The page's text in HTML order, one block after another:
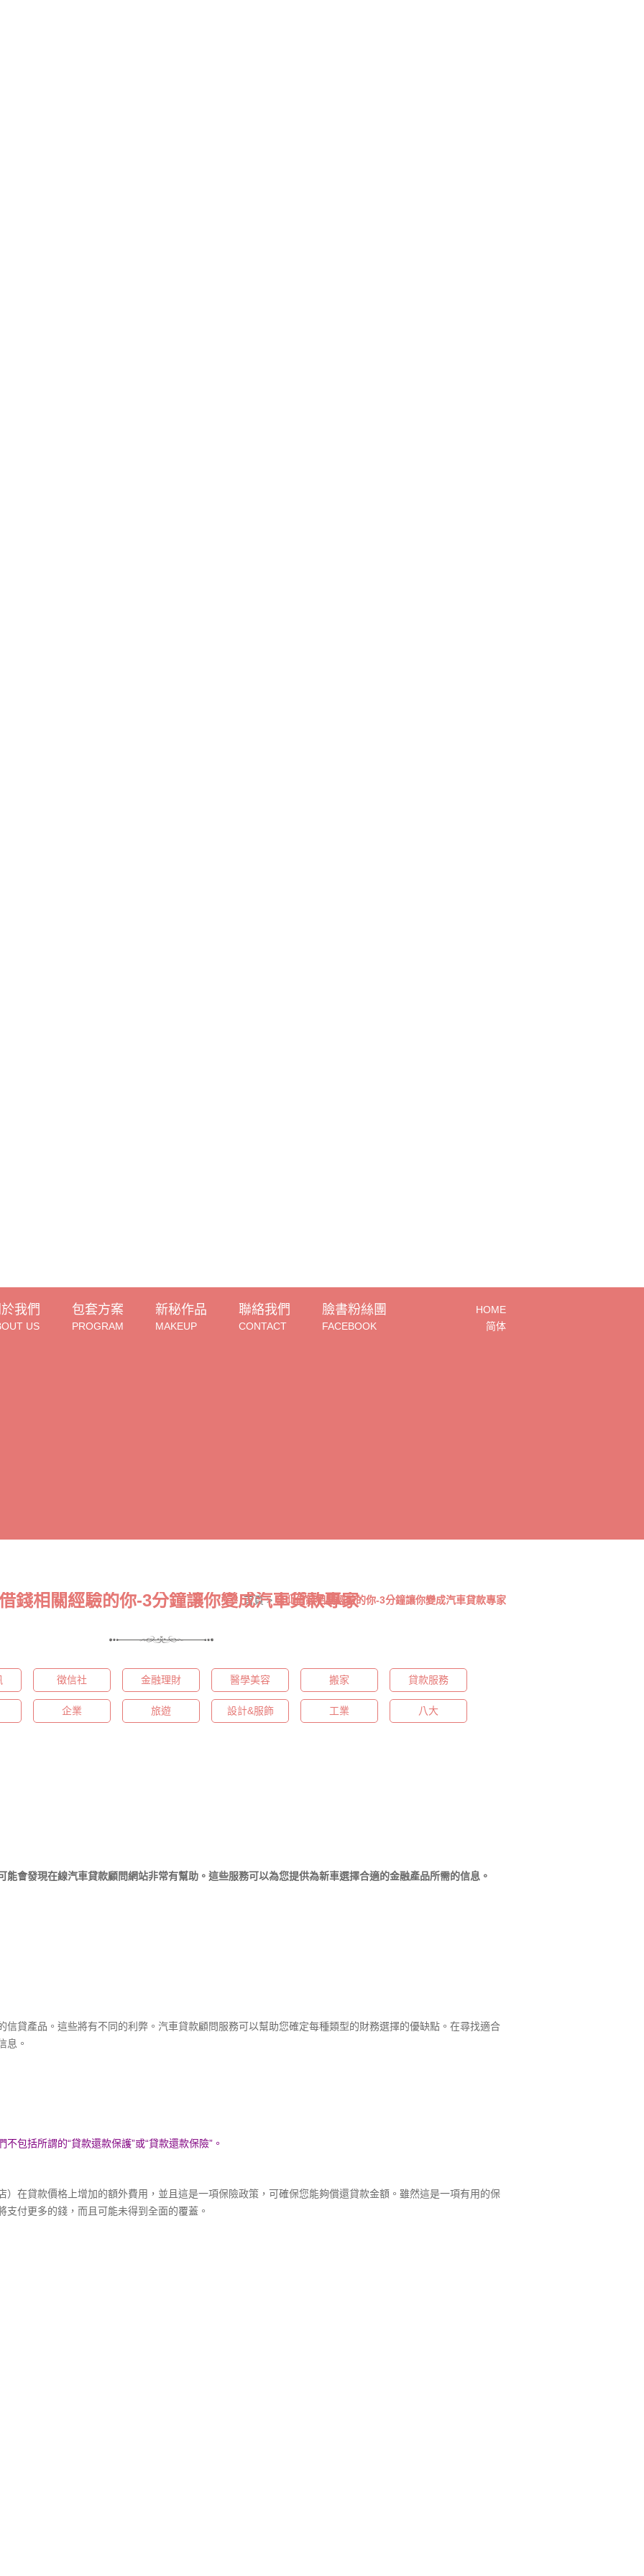
我們
US
包套方案
PROGRAM
新秘作品
MAKEUP
聯絡我們
CONTACT
臉書粉絲團
FACEBOOK
HOME
简体
首頁>台北借錢相關經驗的你-3分鐘讓你變成汽車貸款專家
錢相關經驗的你-3分鐘讓你變成汽車貸款專家
徵信社 金融理財 醫學美容 搬家 貸款服務
企業 旅遊 設計&服飾 工業 八大
能會發現在線汽車貸款顧問網站非常有幫助。這些服務可以為您提供為新車選擇合適的金融產品所需的信息。
信貸產品。這些將有不同的利弊。汽車貸款顧問服務可以幫助您確定每種類型的財務選擇的優缺點。在尋找適合
息。
包括所謂的“貸款還款保護”或“貸款還款保險”。
）在貸款價格上增加的額外費用，並且這是一項保險政策，可確保您能夠償還貸款金額。雖然這是一項有用的保
付更多的錢，而且可能未得到全面的覆蓋。